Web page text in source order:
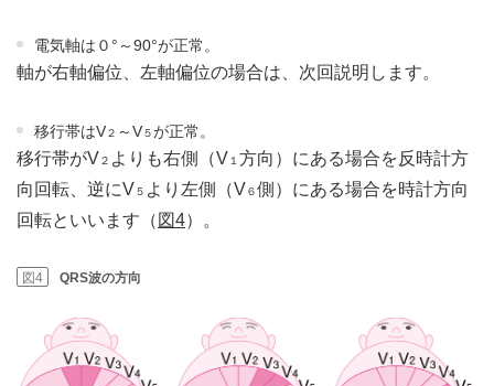
電気軸は０°～90°が正常。
軸が右軸偏位、左軸偏位の場合は、次回説明します。
移行帯はV２ ～V５が正常。
移行帯がV２ よりも右側（V１ 方向）にある場合を反時計方
向回転、逆にV５ より左側（V６側）にある場合を時計方向
回転といいます（ 図4）。
図4 QRS波の方向